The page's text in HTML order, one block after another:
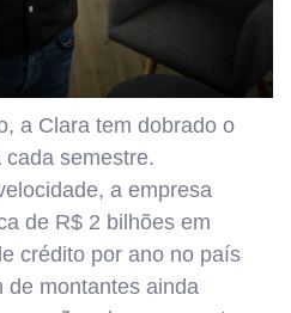
a Clara tem dobrado o
semestre.
a empresa
de R$ 2 bilhões em
crédito por ano no país
de montantes ainda